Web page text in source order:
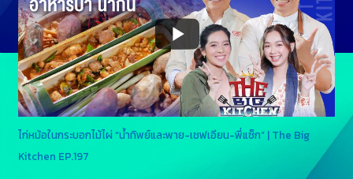
ไก่หม้อในกระบอกไม้ไผ่ “น้ำทิพย์และพาย-เชฟเอียน-พี่แซ็ก” | The Big
Kitchen EP.197